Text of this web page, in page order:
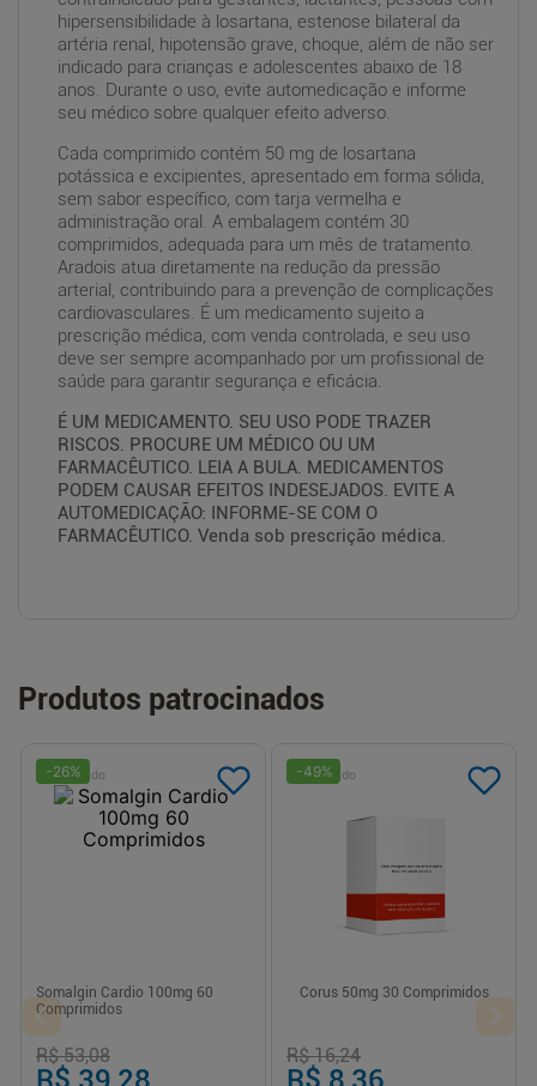
hipersensibilidade à losartana, estenose bilateral da
artéria renal, hipotensão grave, choque, além de não ser
indicado para crianças e adolescentes abaixo de 18
anos. Durante o uso, evite automedicação e informe
seu médico sobre qualquer efeito adverso.
Cada comprimido contém 50 mg de losartana
potássica e excipientes, apresentado em forma sólida,
sem sabor específico, com tarja vermelha e
administração oral. A embalagem contém 30
comprimidos, adequada para um mês de tratamento.
Aradois atua diretamente na redução da pressão
arterial, contribuindo para a prevenção de complicações
cardiovasculares. É um medicamento sujeito a
prescrição médica, com venda controlada, e seu uso
deve ser sempre acompanhado por um profissional de
saúde para garantir segurança e eficácia.
É UM MEDICAMENTO. SEU USO PODE TRAZER
RISCOS. PROCURE UM MÉDICO OU UM
FARMACÊUTICO. LEIA A BULA. MEDICAMENTOS
PODEM CAUSAR EFEITOS INDESEJADOS. EVITE A
AUTOMEDICAÇÃO: INFORME-SE COM O
FARMACÊUTICO. Venda sob prescrição médica.
Produtos patrocinados
Patrocinado
-26%
Somalgin Cardio 100mg 60
Comprimidos
R$ 53,08
Patrocinado
-49%
Corus 50mg 30 Comprimidos
R$ 16,24